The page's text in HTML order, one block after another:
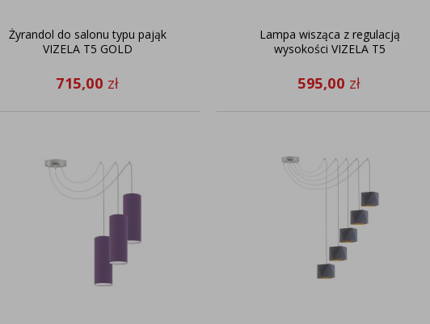
Żyrandol do salonu typu pająk
VIZELA T5 GOLD
715,00 zł
Lampa wisząca z regulacją
wysokości VIZELA T5
595,00 zł